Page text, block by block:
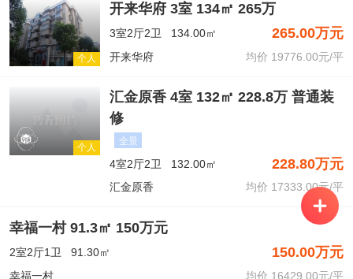
个人
开来华府 3室 134㎡ 265万
3室2厅2卫 134.00㎡ 265.00万元
开来华府 均价 19776.00元/平
个人
汇金原香 4室 132㎡ 228.8万 普通装
修
全景
4室2厅2卫 132.00㎡ 228.80万元
汇金原香 均价 17333.00元/平
幸福一村 91.3㎡ 150万元
2室2厅1卫 91.30㎡ 150.00万元
幸福一村 均价 16429.00元/平